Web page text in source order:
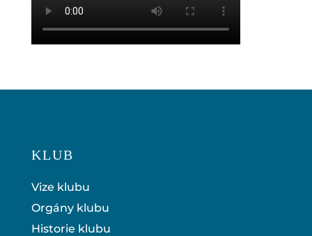
KLUB
Vize klubu
Orgány klubu
Historie klubu